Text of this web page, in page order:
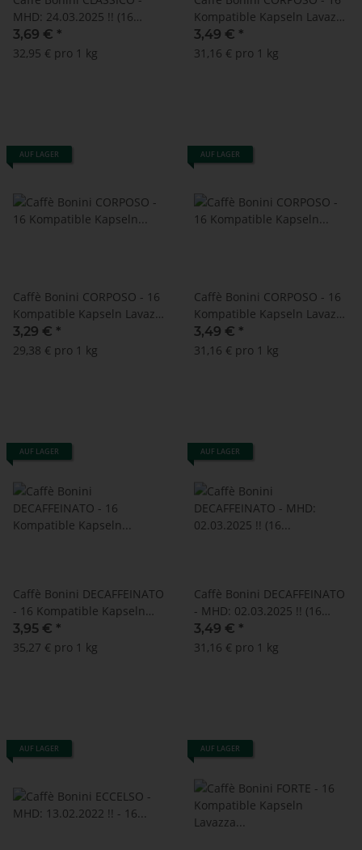
MHD: 24.03.2025 !! (16
Kompatible Kapseln Lavazza
A Modo Mio ®*)
3,69 € *
32,95 € pro 1 kg
Kompatible Kapseln Lavazza
A Modo Mio ®* - MHD:
15.06.2024
3,49 € *
31,16 € pro 1 kg
AUF LAGER
Caffè Bonini CORPOSO - 16
Kompatible Kapseln Lavazza
A Modo Mio ®* - MHD:
18.10.2023
3,29 € *
29,38 € pro 1 kg
AUF LAGER
Caffè Bonini CORPOSO - 16
Kompatible Kapseln Lavazza
A Modo Mio ®* - MHD:
25.05.2025
3,49 € *
31,16 € pro 1 kg
AUF LAGER
Caffè Bonini DECAFFEINATO
- 16 Kompatible Kapseln
Lavazza A Modo Mio ®*
3,95 € *
35,27 € pro 1 kg
AUF LAGER
Caffè Bonini DECAFFEINATO
- MHD: 02.03.2025 !! (16
Kompatible Kapseln Lavazza
A Modo Mio ®*)
3,49 € *
31,16 € pro 1 kg
AUF LAGER AUF LAGER